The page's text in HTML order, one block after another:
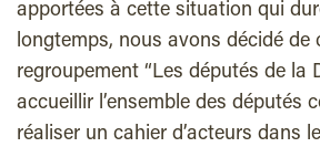
apportées à cette situation qui
longtemps, nous avons décidé de
regroupement “Les députés de la
accueillir l’ensemble des députés
réaliser un cahier d’acteurs dans